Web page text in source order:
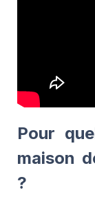
Pour
maison
?